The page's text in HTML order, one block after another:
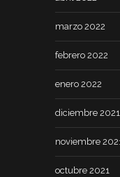
marzo 2022
febrero 2022
enero 2022
diciembre 2021
noviembre
octubre 2021